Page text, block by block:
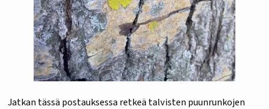
Jatkan tässä postauksessa retkeä talvisten puunrunkojen